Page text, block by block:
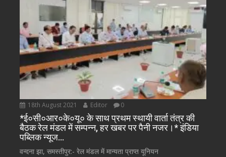
18th August 2021 Editor 0
*ई०सी०आर०के०यू० के साथ प्रथम स्थायी वार्ता तंत्र की
बैठक रेल मंडल में सम्पन्न, हर खबर पर पैनी नजर।* इंडिया
पब्लिक न्यूज…
वन्दना झा, समस्तीपुर:- रेल मंडल में मान्यता प्राप्त यूनियन